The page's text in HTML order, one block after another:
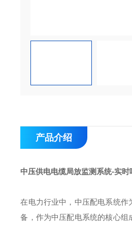
产品介绍
中压供电电缆局放监测系统-实时
在电力行业中，中压配电系统
备，作为中压配电系统的核心